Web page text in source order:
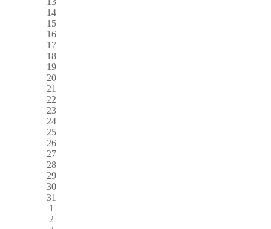
14
15
16
17
18
19
20
21
22
23
24
25
26
27
28
29
30
31
1
2